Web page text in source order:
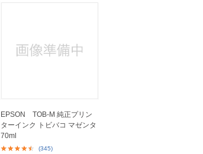
EPSON TOB-M 純正プリン
ターインク トビバコ マゼンタ
70ml
(345)